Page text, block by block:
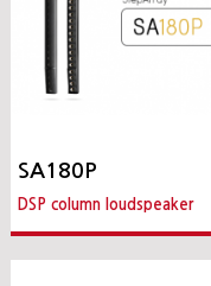
SA180P
DSP column loudspeaker